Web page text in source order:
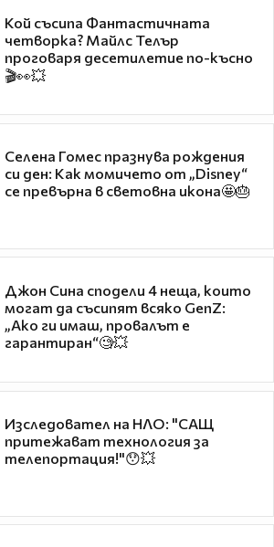
Кой съсипа Фантастичната
четворка? Майлс Телър
проговаря десетилетие по-късно
🎬👀💥
Селена Гомес празнува рождения
си ден: Как момичето от „Disney“
се превърна в световна икона🤩🎂
Джон Сина сподели 4 неща, които
могат да съсипят всяко GenZ:
„Ако ги имаш, провалът е
гарантиран“🧐💥
Изследовател на НЛО: "САЩ
притежават технология за
телепортация!"😯💥